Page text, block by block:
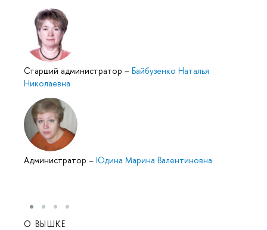
Старший администратор – Байбузенко Наталья
Николаевна
Администратор – Юдина Марина Валентиновна
О ВЫШКЕ